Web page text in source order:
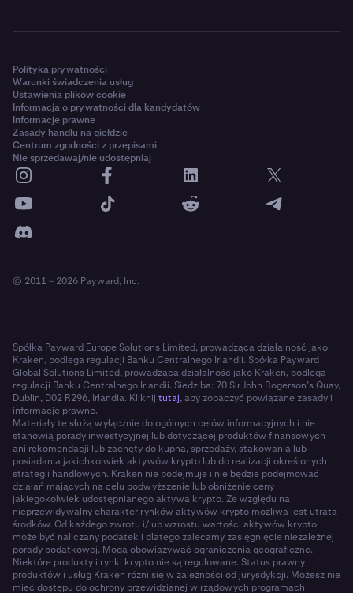
Polityka prywatności
Warunki świadczenia usług
Ustawienia plików cookie
Informacja o prywatności dla kandydatów
Informacje prawne
Zasady handlu na giełdzie
Centrum zgodności z przepisami
Nie sprzedawaj/nie udostępniaj
© 2011 – 2026 Payward, Inc.
Spółka Payward Europe Solutions Limited, prowadząca działalność jako
Kraken, podlega regulacji Banku Centralnego Irlandii. Spółka Payward
Global Solutions Limited, prowadząca działalność jako Kraken, podlega
regulacji Banku Centralnego Irlandii. Siedziba: 70 Sir John Rogerson’s Quay,
Dublin, D02 R296, Irlandia. Kliknij tutaj, aby zobaczyć powiązane zasady i
informacje prawne.
Materiały te służą wyłącznie do ogólnych celów informacyjnych i nie
stanowią porady inwestycyjnej lub dotyczącej produktów finansowych
ani rekomendacji lub zachęty do kupna, sprzedaży, stakowania lub
posiadania jakichkolwiek aktywów krypto lub do realizacji określonych
strategii handlowych. Kraken nie podejmuje i nie będzie podejmować
działań mających na celu podwyższenie lub obniżenie ceny
jakiegokolwiek udostępnianego aktywa krypto. Ze względu na
nieprzewidywalny charakter rynków aktywów krypto możliwa jest utrata
środków. Od każdego zwrotu i/lub wzrostu wartości aktywów krypto
może być naliczany podatek i dlatego zalecamy zasięgnięcie niezależnej
porady podatkowej. Mogą obowiązywać ograniczenia geograficzne.
Niektóre produkty i rynki krypto nie są regulowane. Status prawny
produktów i usług Kraken różni się w zależności od jurysdykcji. Możesz nie
mieć dostępu do ochrony przewidzianej w rządowych programach